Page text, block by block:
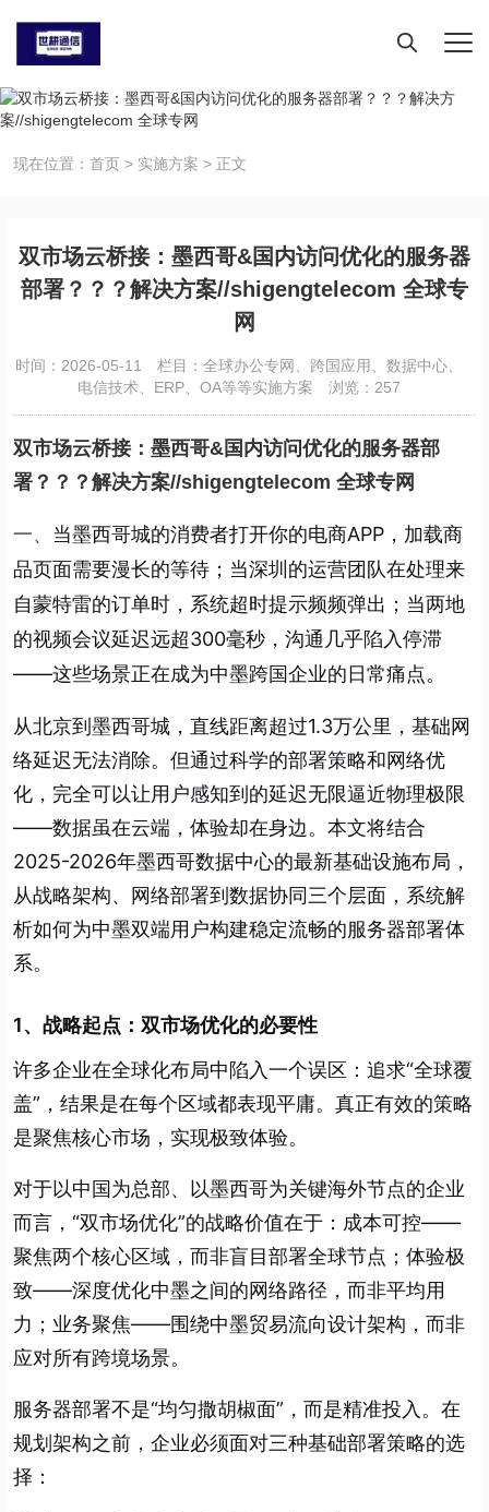
现在位置： 首页 > 实施方案 > 正文
双市场云桥接：墨西哥&国内访问优化的服务器
部署？？？解决方案//shigengtelecom 全球专
网
时间：2026-05-11 栏目： 全球办公专网、跨国应用、数据中心、
电信技术、ERP、OA等等实施方案
浏览：257
双市场云桥接：墨西哥&国内访问优化的服务器部
署？？？解决方案//shigengtelecom 全球专网
一、 当墨西哥城的消费者打开你的电商APP，加载商
品页面需要漫长的等待；当深圳的运营团队在处理来
自蒙特雷的订单时，系统超时提示频频弹出；当两地
的视频会议延迟远超300毫秒，沟通几乎陷入停滞
——这些场景正在成为中墨跨国企业的日常痛点。
从北京到墨西哥城，直线距离超过1.3万公里，基础网
络延迟无法消除。但通过科学的部署策略和网络优
化，完全可以让用户感知到的延迟无限逼近物理极限
——数据虽在云端，体验却在身边。本文将结合
2025-2026年墨西哥数据中心的最新基础设施布局，
从战略架构、网络部署到数据协同三个层面，系统解
析如何为中墨双端用户构建稳定流畅的服务器部署体
系。
1、战略起点：双市场优化的必要性
许多企业在全球化布局中陷入一个误区：追求“全球覆
盖”，结果是在每个区域都表现平庸。真正有效的策略
是聚焦核心市场，实现极致体验。
对于以中国为总部、以墨西哥为关键海外节点的企业
而言，“双市场优化”的战略价值在于：成本可控——
聚焦两个核心区域，而非盲目部署全球节点；体验极
致——深度优化中墨之间的网络路径，而非平均用
力；业务聚焦——围绕中墨贸易流向设计架构，而非
应对所有跨境场景。
服务器部署不是“均匀撒胡椒面”，而是精准投入。在
规划架构之前，企业必须面对三种基础部署策略的选
择：